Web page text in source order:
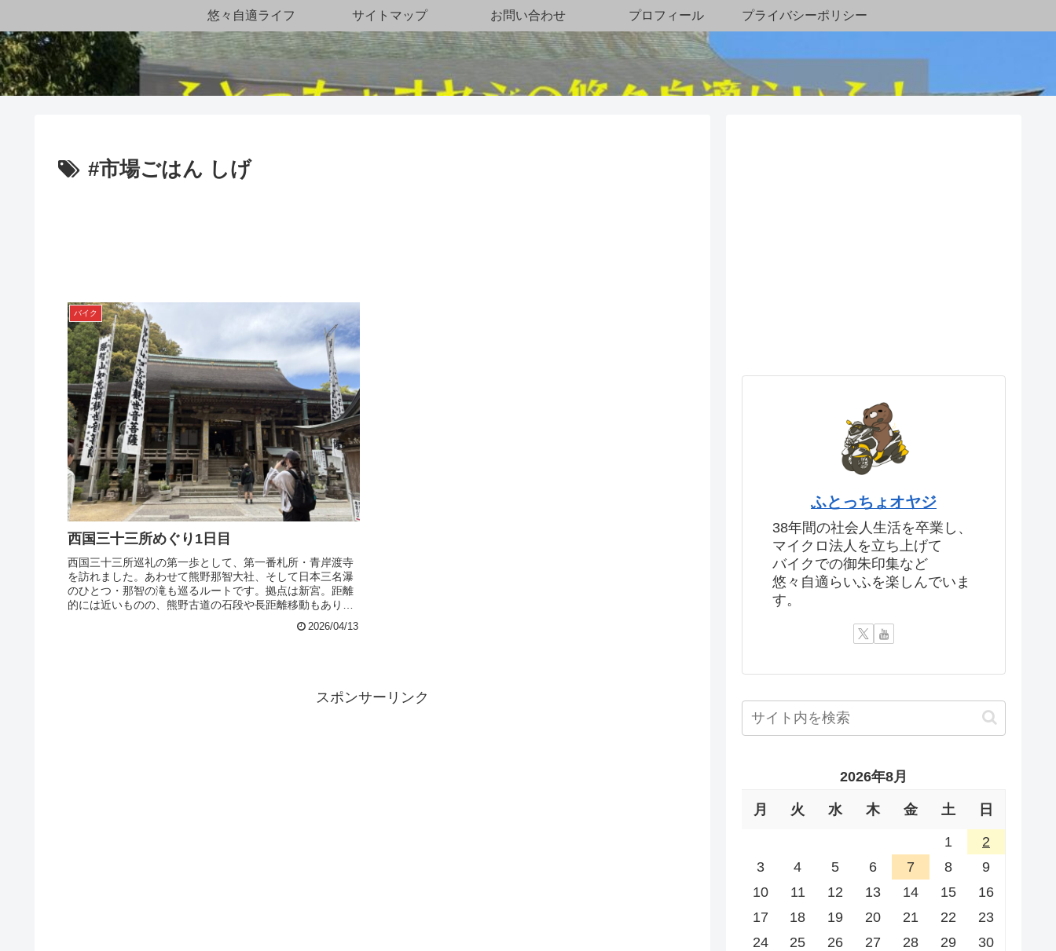
悠々自適ライフ サイトマップ お問い合わせ プロフィール プライバシーポリシー
#市場ごはん しげ
バイク
西国三十三所めぐり1日目
西国三十三所巡礼の第一歩として、第一番札所・青岸渡寺
を訪れました。あわせて熊野那智大社、そして日本三名瀑
のひとつ・那智の滝も巡るルートです。拠点は新宮。距離
的には近いものの、熊野古道の石段や長距離移動もあり、
2026/04/13
スポンサーリンク
ふとっちょオヤジ
38年間の社会人生活を卒業し、
マイクロ法人を立ち上げて
バイクでの御朱印集など
悠々自適らいふを楽しんでいま
す。
2026年8月
月 火 水 木 金 土 日
1
2
3
4 5 6 7 8
9
10
11 12 13 14 15
16
17
18 19 20 21 22
23
24
25 26 27 28 29
30